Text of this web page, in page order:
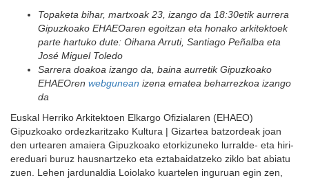
Topaketa bihar, martxoak 23, izango da 18:30etik aurrera
Gipuzkoako EHAEOaren egoitzan eta honako arkitektoek
parte hartuko dute: Oihana Arruti, Santiago Peñalba eta
José Miguel Toledo
Sarrera doakoa izango da, baina aurretik Gipuzkoako
EHAEOren webgunean izena ematea beharrezkoa izango
da
Euskal Herriko Arkitektoen Elkargo Ofizialaren (EHAEO)
Gipuzkoako ordezkaritzako Kultura | Gizartea batzordeak joan
den urtearen amaiera Gipuzkoako etorkizuneko lurralde- eta hiri-
ereduari buruz hausnartzeko eta eztabaidatzeko ziklo bat abiatu
zuen. Lehen jardunaldia Loiolako kuartelen inguruan egin zen,